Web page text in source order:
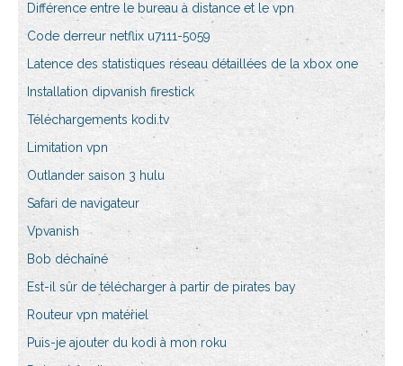
Différence entre le bureau à distance et le vpn
Code derreur netflix u7111-5059
Latence des statistiques réseau détaillées de la xbox one
Installation dipvanish firestick
Téléchargements kodi.tv
Limitation vpn
Outlander saison 3 hulu
Safari de navigateur
Vpvanish
Bob déchaîné
Est-il sûr de télécharger à partir de pirates bay
Routeur vpn matériel
Puis-je ajouter du kodi à mon roku